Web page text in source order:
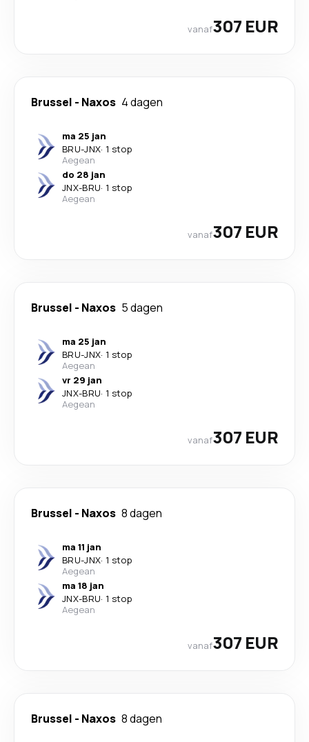
vanaf307 EUR
Brussel - Naxos 4 dagen
ma 25 jan
BRU-JNX· 1 stop
Aegean
do 28 jan
JNX-BRU· 1 stop
Aegean
vanaf307 EUR
Brussel - Naxos 5 dagen
ma 25 jan
BRU-JNX· 1 stop
Aegean
vr 29 jan
JNX-BRU· 1 stop
Aegean
vanaf307 EUR
Brussel - Naxos 8 dagen
ma 11 jan
BRU-JNX· 1 stop
Aegean
ma 18 jan
JNX-BRU· 1 stop
Aegean
vanaf307 EUR
Brussel - Naxos 8 dagen